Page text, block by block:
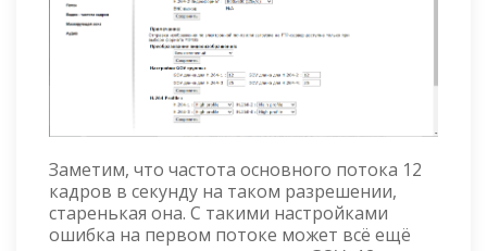
Заметим, что частота основного потока 12
кадров в секунду на таком разрешении,
старенькая она. С такими настройками
ошибка на первом потоке может всё ещё